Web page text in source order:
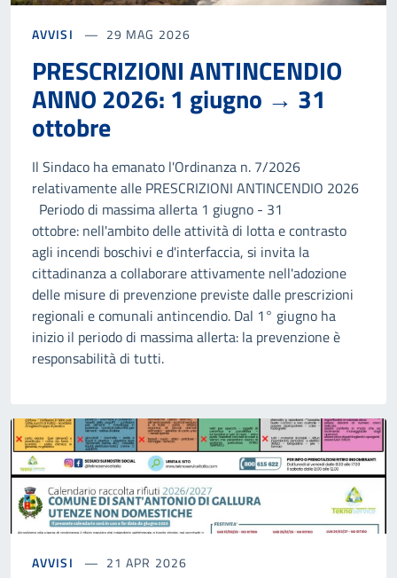
AVVISI 29 MAG 2026
PRESCRIZIONI ANTINCENDIO
ANNO 2026: 1 giugno → 31
ottobre
Il Sindaco ha emanato l'Ordinanza n. 7/2026
relativamente alle PRESCRIZIONI ANTINCENDIO 2026
Periodo di massima allerta 1 giugno - 31
ottobre: nell'ambito delle attività di lotta e contrasto
agli incendi boschivi e d'interfaccia, si invita la
cittadinanza a collaborare attivamente nell'adozione
delle misure di prevenzione previste dalle prescrizioni
regionali e comunali antincendio. Dal 1° giugno ha
inizio il periodo di massima allerta: la prevenzione è
responsabilità di tutti.
AVVISI 21 APR 2026